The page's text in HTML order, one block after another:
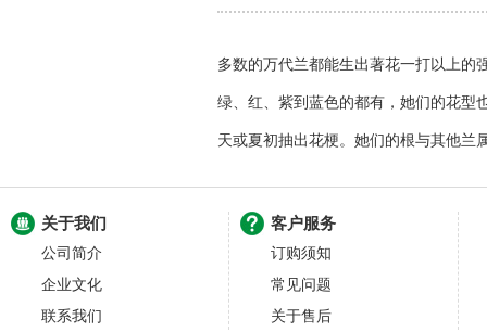
多数的万代兰都能生出著花一打以上的
绿、红、紫到蓝色的都有，她们的花型
天或夏初抽出花梗。她们的根与其他兰
关于我们
公司简介
企业文化
联系我们
客户服务
订购须知
常见问题
关于售后